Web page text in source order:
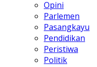
Opini
Parlemen
Pasangkayu
Pendidikan
Peristiwa
Politik